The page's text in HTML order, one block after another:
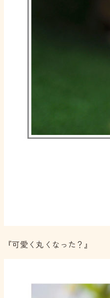
『可愛く丸くなった？』